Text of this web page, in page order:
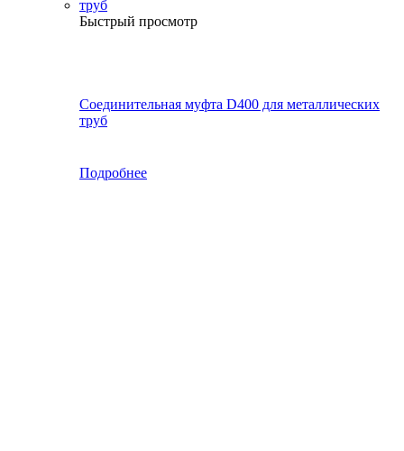
Быстрый просмотр
Соединительная муфта D400 для металлических
труб
Подробнее